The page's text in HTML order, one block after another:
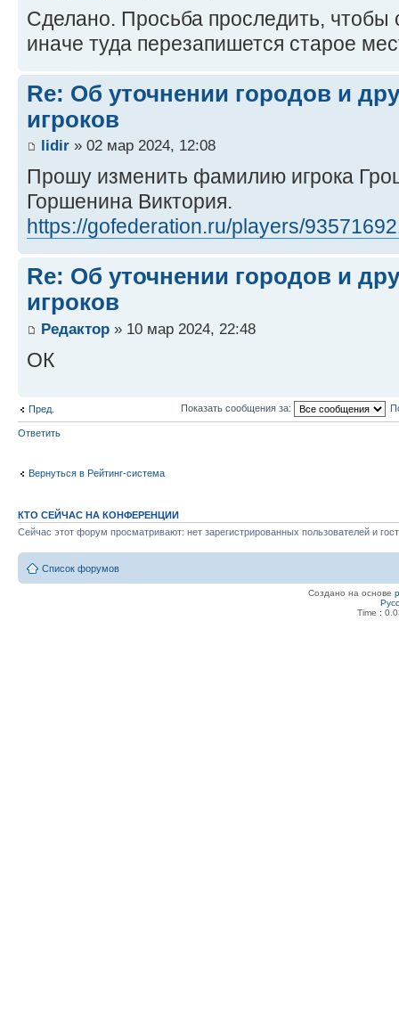
Сделано. Просьба проследить, чтобы
иначе туда перезапишется старое
Re: Об уточнении городов и
игроков
lidir » 02 мар 2024, 12:08
Прошу изменить фамилию игрока
Горшенина Виктория.
https://gofederation.ru/players/
Re: Об уточнении городов и
игроков
Редактор » 10 мар 2024, 22:48
ОК
Пред. Показать сообщения за:
Ответить
Вернуться в Рейтинг-система
КТО СЕЙЧАС НА КОНФЕРЕНЦИИ
Сейчас этот форум просматривают: нет зарегистрированных пользователей и
Список форумов
Создано на основе
Time :